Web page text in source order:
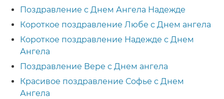
Поздравление с Днем Ангела Надежде
Короткое поздравление Любе с Днем ангела
Короткое поздравление Надежде с Днем
Ангела
Поздравление Вере с Днем ангела
Красивое поздравление Софье с Днем
Ангела